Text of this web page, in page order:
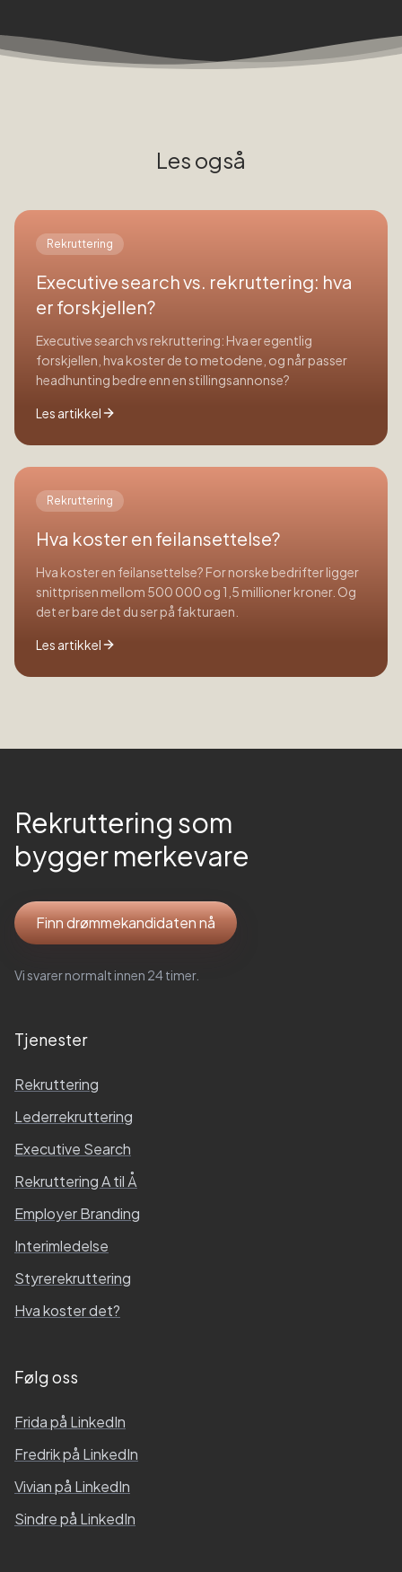
Les også
Rekruttering
Executive search vs. rekruttering: hva
er forskjellen?
Executive search vs rekruttering: Hva er egentlig
forskjellen, hva koster de to metodene, og når passer
headhunting bedre enn en stillingsannonse?
Les artikkel
Rekruttering
Hva koster en feilansettelse?
Hva koster en feilansettelse? For norske bedrifter ligger
snittprisen mellom 500 000 og 1,5 millioner kroner. Og
det er bare det du ser på fakturaen.
Les artikkel
Rekruttering som
bygger merkevare
Finn drømmekandidaten nå
Vi svarer normalt innen 24 timer.
Tjenester
Rekruttering
Lederrekruttering
Executive Search
Rekruttering A til Å
Employer Branding
Interimledelse
Styrerekruttering
Hva koster det?
Følg oss
Fridapå LinkedIn
Fredrikpå LinkedIn
Vivianpå LinkedIn
Sindrepå LinkedIn